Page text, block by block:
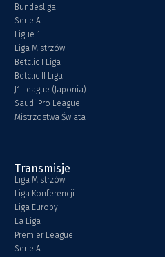
Bundesliga
Serie A
Ligue 1
Liga Mistrzów
Betclic I Liga
Betclic II Liga
J1 League (Japonia)
Saudi Pro League
Mistrzostwa Świata
Transmisje
Liga Mistrzów
Liga Konferencji
Liga Europy
La Liga
Premier League
Serie A